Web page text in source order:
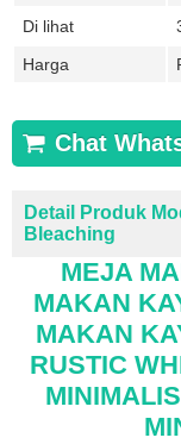
Di lihat
Harga
Chat
Detail Produk
Bleaching
MEJA
MAKAN
MAKAN
RUSTIC